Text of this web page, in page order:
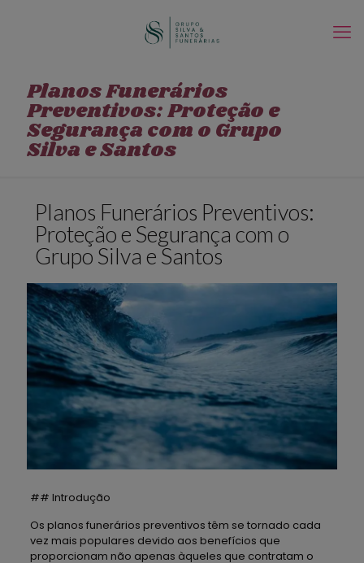
Planos Funerários
Preventivos: Proteção e
Segurança com o Grupo
Silva e Santos
Planos Funerários Preventivos:
Proteção e Segurança com o
Grupo Silva e Santos
## Introdução
Os planos funerários preventivos têm se tornado cada
vez mais populares devido aos benefícios que
proporcionam não apenas àqueles que contratam o